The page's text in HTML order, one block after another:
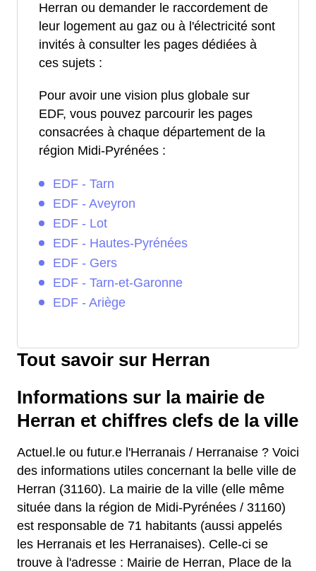
Herran ou demander le raccordement de
leur logement au gaz ou à l'électricité sont
invités à consulter les pages dédiées à
ces sujets :
Pour avoir une vision plus globale sur
EDF, vous pouvez parcourir les pages
consacrées à chaque département de la
région Midi-Pyrénées :
EDF - Tarn
EDF - Aveyron
EDF - Lot
EDF - Hautes-Pyrénées
EDF - Gers
EDF - Tarn-et-Garonne
EDF - Ariège
Tout savoir sur Herran
Informations sur la mairie de
Herran et chiffres clefs de la ville
Actuel.le ou futur.e l'Herranais / Herranaise ? Voici
des informations utiles concernant la belle ville de
Herran (31160). La mairie de la ville (elle même
située dans la région de Midi-Pyrénées / 31160)
est responsable de 71 habitants (aussi appelés
les Herranais et les Herranaises). Celle-ci se
trouve à l'adresse : Mairie de Herran, Place de la